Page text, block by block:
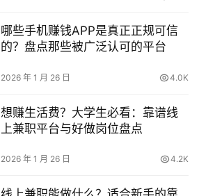
哪些手机赚钱APP是真正正规可信
的？盘点那些被广泛认可的平台
2026 年 1 月 26 日 4.0K
想赚生活费？大学生必看：靠谱线
上兼职平台与好做岗位盘点
2026 年 1 月 26 日 4.2K